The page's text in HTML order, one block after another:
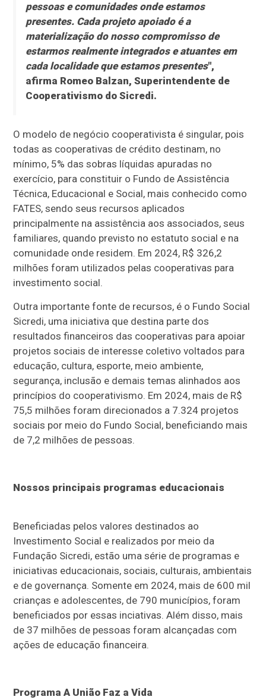
pessoas e comunidades onde estamos
presentes. Cada projeto apoiado é a
materialização do nosso compromisso de
estarmos realmente integrados e atuantes em
cada localidade que estamos presentes",
afirma Romeo Balzan, Superintendente de
Cooperativismo do Sicredi.
O modelo de negócio cooperativista é singular, pois
todas as cooperativas de crédito destinam, no
mínimo, 5% das sobras líquidas apuradas no
exercício, para constituir o Fundo de Assistência
Técnica, Educacional e Social, mais conhecido como
FATES, sendo seus recursos aplicados
principalmente na assistência aos associados, seus
familiares, quando previsto no estatuto social e na
comunidade onde residem. Em 2024, R$ 326,2
milhões foram utilizados pelas cooperativas para
investimento social.
Outra importante fonte de recursos, é o Fundo Social
Sicredi, uma iniciativa que destina parte dos
resultados financeiros das cooperativas para apoiar
projetos sociais de interesse coletivo voltados para
educação, cultura, esporte, meio ambiente,
segurança, inclusão e demais temas alinhados aos
princípios do cooperativismo. Em 2024, mais de R$
75,5 milhões foram direcionados a 7.324 projetos
sociais por meio do Fundo Social, beneficiando mais
de 7,2 milhões de pessoas.
Nossos principais programas educacionais
Beneficiadas pelos valores destinados ao
Investimento Social e realizados por meio da
Fundação Sicredi, estão uma série de programas e
iniciativas educacionais, sociais, culturais, ambientais
e de governança. Somente em 2024, mais de 600 mil
crianças e adolescentes, de 790 municípios, foram
beneficiados por essas inciativas. Além disso, mais
de 37 milhões de pessoas foram alcançadas com
ações de educação financeira.
Programa A União Faz a Vida